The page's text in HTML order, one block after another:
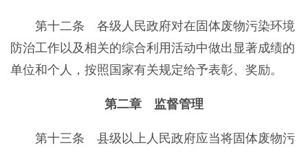
第十二条 各级人民政府对在固体废物污染环境
防治工作以及相关的综合利用活动中做出显著成绩的
单位和个人，按照国家有关规定给予表彰、奖励。
第二章 监督管理
第十三条 县级以上人民政府应当将固体废物污